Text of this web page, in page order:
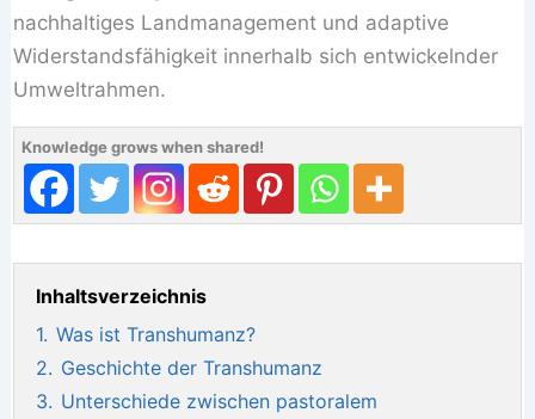
nachhaltiges Landmanagement und adaptive
Widerstandsfähigkeit innerhalb sich entwickelnder
Umweltrahmen.
Knowledge grows when shared!
Inhaltsverzeichnis
1. Was ist Transhumanz?
2. Geschichte der Transhumanz
3. Unterschiede zwischen pastoralem